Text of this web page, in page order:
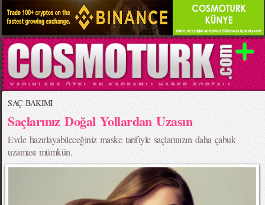
SAÇ BAKIMI
Saçlarınız Doğal Yollardan Uzasın
Evde hazırlayabileceğiniz maske tarifiyle saçlarınızın daha çabuk
uzaması mümkün.